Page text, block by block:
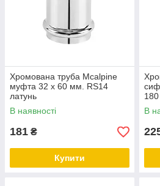
Хромована труба Mcalpine
муфта 32 х 60 мм. RS14
латунь
В наявності
181 ₴
Купити
В